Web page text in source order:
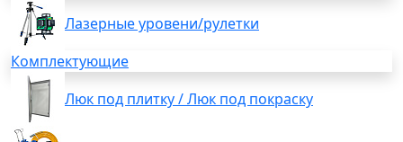
Лазерные уровени/рулетки
Комплектующие
Люк под плитку / Люк под покраску